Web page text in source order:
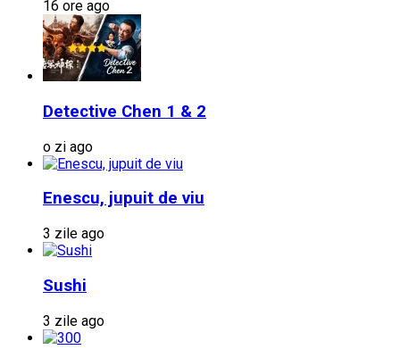
16 ore ago
Detective Chen 1 & 2
o zi ago
Enescu, jupuit de viu
3 zile ago
Sushi
3 zile ago